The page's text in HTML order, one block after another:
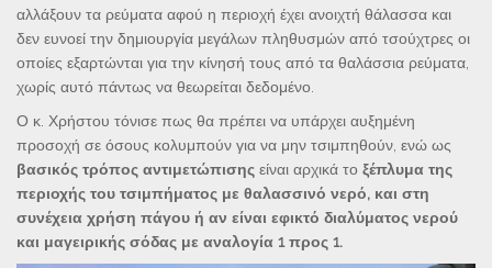
αλλάξουν τα ρεύματα αφού η περιοχή έχει ανοιχτή θάλασσα και
δεν ευνοεί την δημιουργία μεγάλων πληθυσμών από τσούχτρες οι
οποίες εξαρτώνται για την κίνησή τους από τα θαλάσσια ρεύματα,
χωρίς αυτό πάντως να θεωρείται δεδομένο.
Ο κ. Χρήστου τόνισε πως θα πρέπει να υπάρχει αυξημένη
προσοχή σε όσους κολυμπούν για να μην τσιμπηθούν, ενώ ως
βασικός τρόπος αντιμετώπισης είναι αρχικά το ξέπλυμα της
περιοχής του τσιμπήματος με θαλασσινό νερό, και στη
συνέχεια χρήση πάγου ή αν είναι εφικτό διαλύματος νερού
και μαγειρικής σόδας με αναλογία 1 προς 1.